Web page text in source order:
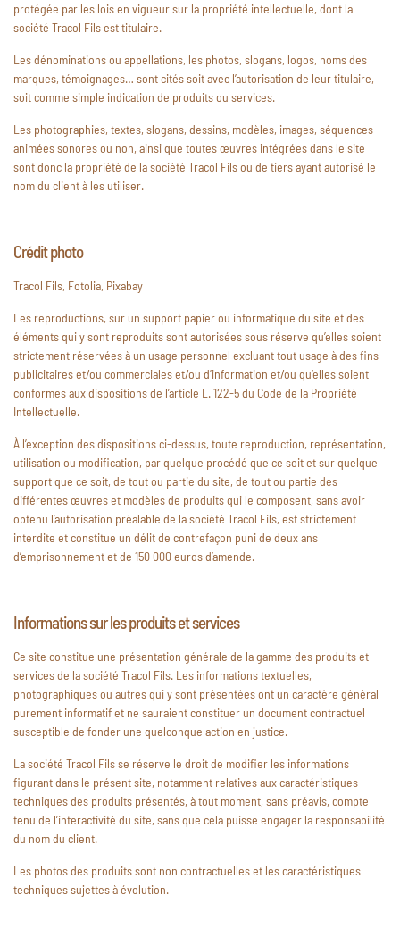
protégée par les lois en vigueur sur la propriété intellectuelle, dont la
société Tracol Fils est titulaire.
Les dénominations ou appellations, les photos, slogans, logos, noms des
marques, témoignages… sont cités soit avec l’autorisation de leur titulaire,
soit comme simple indication de produits ou services.
Les photographies, textes, slogans, dessins, modèles, images, séquences
animées sonores ou non, ainsi que toutes œuvres intégrées dans le site
sont donc la propriété de la société Tracol Fils ou de tiers ayant autorisé le
nom du client à les utiliser.
Crédit photo
Tracol Fils, Fotolia, Pixabay
Les reproductions, sur un support papier ou informatique du site et des
éléments qui y sont reproduits sont autorisées sous réserve qu’elles soient
strictement réservées à un usage personnel excluant tout usage à des fins
publicitaires et/ou commerciales et/ou d’information et/ou qu’elles soient
conformes aux dispositions de l’article L. 122-5 du Code de la Propriété
Intellectuelle.
À l’exception des dispositions ci-dessus, toute reproduction, représentation,
utilisation ou modification, par quelque procédé que ce soit et sur quelque
support que ce soit, de tout ou partie du site, de tout ou partie des
différentes œuvres et modèles de produits qui le composent, sans avoir
obtenu l’autorisation préalable de la société Tracol Fils, est strictement
interdite et constitue un délit de contrefaçon puni de deux ans
d’emprisonnement et de 150 000 euros d’amende.
Informations sur les produits et services
Ce site constitue une présentation générale de la gamme des produits et
services de la société Tracol Fils. Les informations textuelles,
photographiques ou autres qui y sont présentées ont un caractère général
purement informatif et ne sauraient constituer un document contractuel
susceptible de fonder une quelconque action en justice.
La société Tracol Fils se réserve le droit de modifier les informations
figurant dans le présent site, notamment relatives aux caractéristiques
techniques des produits présentés, à tout moment, sans préavis, compte
tenu de l’interactivité du site, sans que cela puisse engager la responsabilité
du nom du client.
Les photos des produits sont non contractuelles et les caractéristiques
techniques sujettes à évolution.